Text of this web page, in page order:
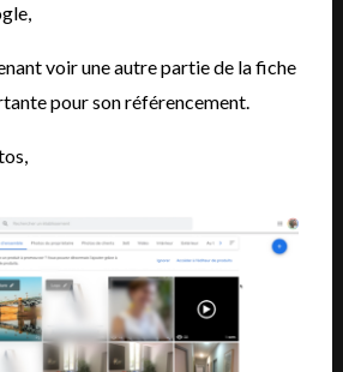
voir une autre partie de la fiche
pour son référencement.